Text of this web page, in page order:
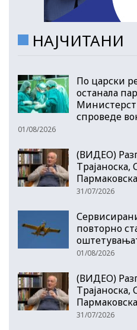
НАЈЧИТАНИ
По царски
останала
спроведе
01/08/2026
(ВИДЕО)
Трајаноска,
Пармаковска
31/07/2026
повторно
01/08/2026
(ВИДЕО)
Трајаноска,
Пармаковска
31/07/2026